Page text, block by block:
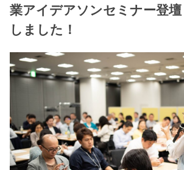
業アイデアソンセミナー登
しました！